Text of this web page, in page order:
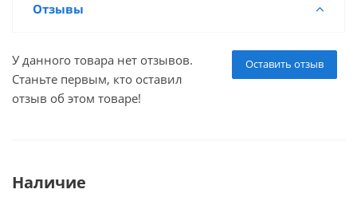
Отзывы
Оставить отзыв
У данного товара нет отзывов.
Станьте первым, кто оставил
отзыв об этом товаре!
Наличие